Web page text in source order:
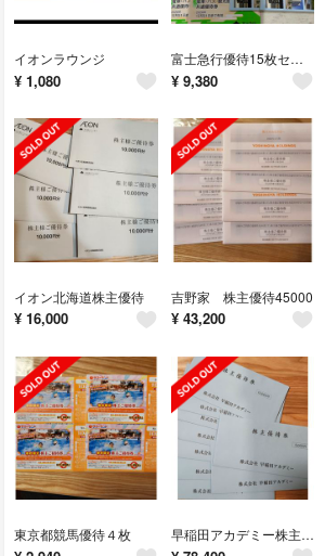
イオンラウンジ
¥ 1,080
富士急行優待15枚セット
¥ 9,380
イオン北海道株主優待
¥ 16,000
吉野家 株主優待45000
¥ 43,200
東京都競馬優待４枚 早稲田アカデミー株主優待